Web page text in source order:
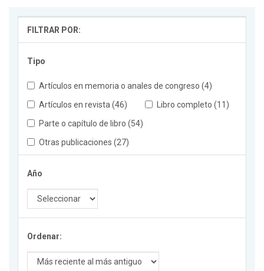
FILTRAR POR:
Tipo
Artículos en memoria o anales de congreso (4)
Artículos en revista (46)
Libro completo (11)
Parte o capítulo de libro (54)
Otras publicaciones (27)
Año
Ordenar: